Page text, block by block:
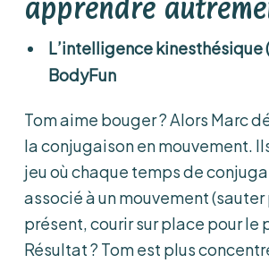
apprendre
L’intelligence kinesthésique
BodyFun
Tom aime bouger ? Alors Marc
la conjugaison en mouvement.
jeu où chaque temps de
associé à un mouvement (sauter
présent, courir sur place pour le
Résultat ? Tom est plus